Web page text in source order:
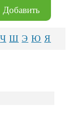
Добавить
Ч Ш Э Ю Я